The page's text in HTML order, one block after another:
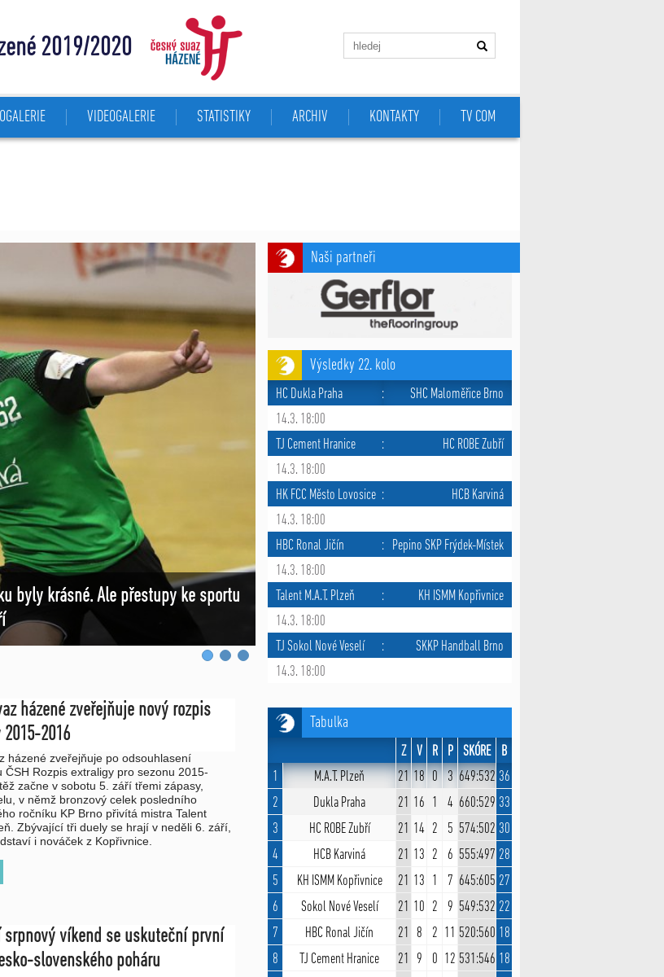
2019/2020
VIDEOGALERIE STATISTIKY ARCHIV KONTAKTY TV COM
byly krásné. Ale přestupy ke sportu
Čerstvý šedesátník Jiří Kotrč: „Házená mi už začala chybět.
házené zveřejňuje nový rozpis
2016
házené zveřejňuje po odsouhlasení
ČSH Rozpis extraligy pro sezonu 2015-
začne v sobotu 5. září třemi zápasy,
v němž bronzový celek posledního
ročníku KP Brno přivítá mistra Talent
Zbývající tři duely se hrají v neděli 6. září,
i nováček z Kopřivnice.
srpnový víkend se uskuteční první
slovenského poháru
Naši partneři
Výsledky 22. kolo
HC Dukla Praha :
SHC Maloměřice Brno
14.3. 18:00
TJ Cement Hranice
:
HC ROBE Zubří
14.3. 18:00
HK FCC Město Lovosice :
HCB Karviná
14.3. 18:00
HBC Ronal Jičín
: Pepino SKP Frýdek-Místek
14.3. 18:00
Talent M.A.T. Plzeň
:
KH ISMM Kopřivnice
14.3. 18:00
TJ Sokol Nové Veselí
:
SKKP Handball Brno
14.3. 18:00
Tabulka
Z V R P SKÓRE
B
1
M.A.T. Plzeň 21 18 0 3 649:532 36
2
Dukla Praha 21 16 1 4 660:529 33
3
HC ROBE Zubří 21 14 2 5 574:502 30
4
HCB Karviná 21 13 2 6 555:497 28
5
KH ISMM Kopřivnice 21 13 1 7 645:605 27
6
Sokol Nové Veselí 21 10 2 9 549:532 22
7
HBC Ronal Jičín 21 8 2 11 520:560 18
8
TJ Cement Hranice 21 9 0 12 531:546 18